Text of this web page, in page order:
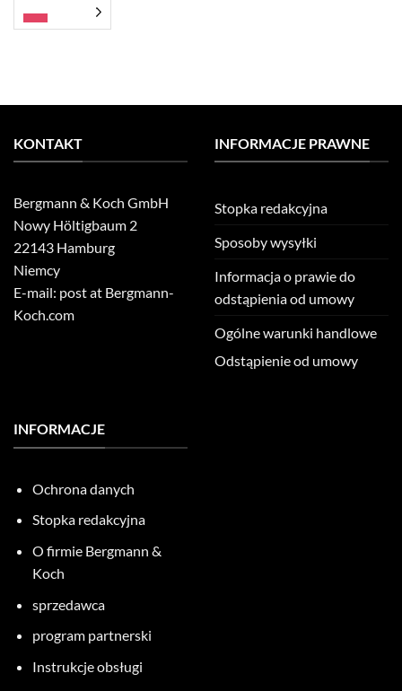
KONTAKT
Bergmann & Koch GmbH
Nowy Höltigbaum 2
22143 Hamburg
Niemcy
E-mail: post at Bergmann-
Koch.com
INFORMACJE PRAWNE
Stopka redakcyjna
Sposoby wysyłki
Informacja o prawie do
odstąpienia od umowy
Ogólne warunki handlowe
Odstąpienie od umowy
INFORMACJE
Ochrona danych
Stopka redakcyjna
O firmie Bergmann &
Koch
sprzedawca
program partnerski
Instrukcje obsługi